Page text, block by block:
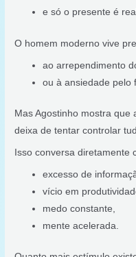
e só o presente é
O homem moderno vive
ao arrependimento
ou à ansiedade pelo
Mas Agostinho mostra
deixa de tentar controlar
Isso conversa diretamente
excesso de
vício em
medo constante,
mente acelerada.